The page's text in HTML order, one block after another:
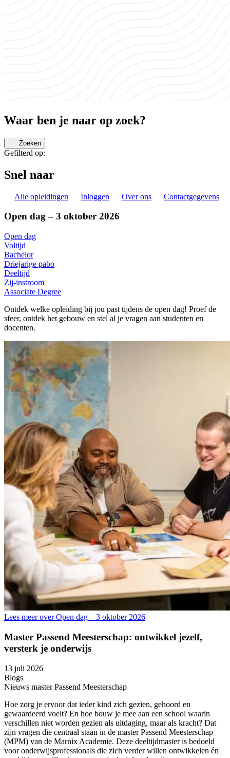
Waar ben je naar op zoek?
Zoeken
Gefilterd op:
Snel naar
Alle opleidingen Inloggen Over ons Contactgegevens
Open dag – 3 oktober 2026
Open dag
Voltijd
Bachelor
Driejarige pabo
Deeltijd
Zij-instroom
Associate Degree
Ontdek welke opleiding bij jou past tijdens de open dag! Proef de
sfeer, ontdek het gebouw en stel al je vragen aan studenten en
docenten.
Lees meer over Open dag – 3 oktober 2026
Master Passend Meesterschap: ontwikkel jezelf,
versterk je onderwijs
13 juli 2026
Blogs
Nieuws master Passend Meesterschap
Hoe zorg je ervoor dat ieder kind zich gezien, gehoord en
gewaardeerd voelt? En hoe bouw je mee aan een school waarin
verschillen niet worden gezien als uitdaging, maar als kracht? Dat
zijn vragen die centraal staan in de master Passend Meesterschap
(MPM) van de Marnix Academie. Deze deeltijdmaster is bedoeld
voor onderwijsprofessionals die zich verder willen ontwikkelen én